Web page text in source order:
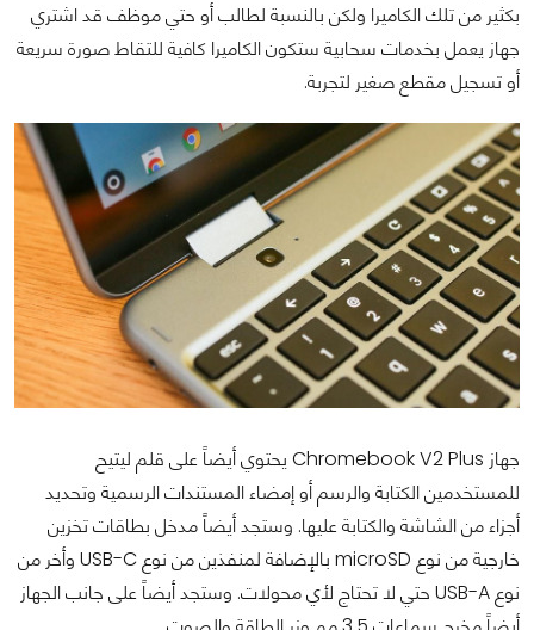
بكثير من تلك الكاميرا ولكن بالنسبة لطالب أو حتي موظف قد اشتري
جهاز يعمل بخدمات سحابية ستكون الكاميرا كافية للتقاط صورة سريعة
أو تسجيل مقطع صغير لتجربة.
جهاز Chromebook V2 Plus يحتوي أيضاً على قلم ليتيح
للمستخدمين الكتابة والرسم أو إمضاء المستندات الرسمية وتحديد
أجزاء من الشاشة والكتابة عليها. وستجد أيضاً مدخل بطاقات تخزين
خارجية من نوع microSD بالإضافة لمنفذين من نوع USB-C وأخر من
نوع USB-A حتي لا تحتاج لأي محولات. وستجد أيضاً على جانب الجهاز